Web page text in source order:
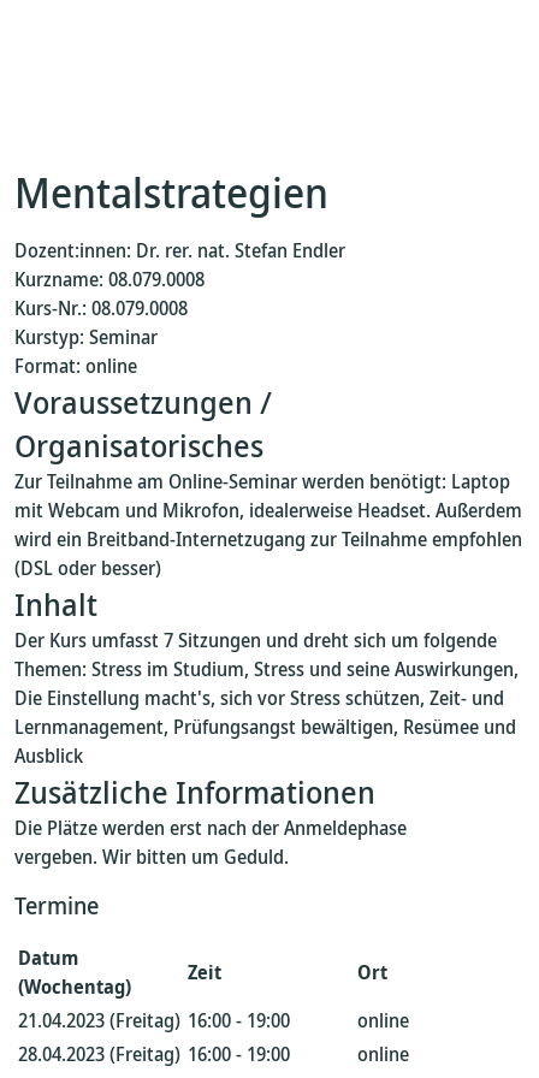
Mentalstrategien
Dozent:innen: Dr. rer. nat. Stefan Endler
Kurzname: 08.079.0008
Kurs-Nr.: 08.079.0008
Kurstyp: Seminar
Format: online
Voraussetzungen /
Organisatorisches
Zur Teilnahme am Online-Seminar werden benötigt: Laptop
mit Webcam und Mikrofon, idealerweise Headset. Außerdem
wird ein Breitband-Internetzugang zur Teilnahme empfohlen
(DSL oder besser)
Inhalt
Der Kurs umfasst 7 Sitzungen und dreht sich um folgende
Themen: Stress im Studium, Stress und seine Auswirkungen,
Die Einstellung macht's, sich vor Stress schützen, Zeit- und
Lernmanagement, Prüfungsangst bewältigen, Resümee und
Ausblick
Zusätzliche Informationen
Die Plätze werden erst nach der Anmeldephase
vergeben. Wir bitten um Geduld.
Termine
Datum
(Wochentag)
Zeit
Ort
21.04.2023 (Freitag) 16:00 - 19:00
online
28.04.2023 (Freitag) 16:00 - 19:00
online